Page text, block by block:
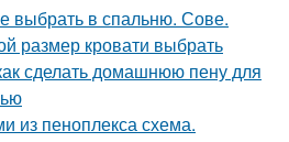
выбрать в спальню. Сове.
размер кровати выбрать
сделать домашнюю пену для
из пеноплекса схема.